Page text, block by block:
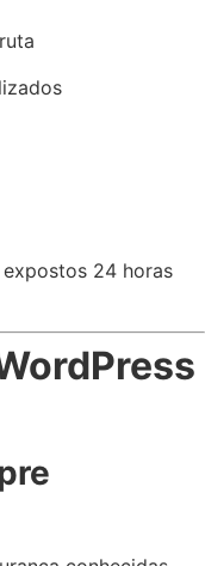
24 horas